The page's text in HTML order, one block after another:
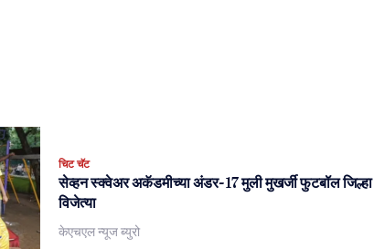
चिट चॅट
सेव्हन स्क्वेअर अकॅडमीच्या अंडर-17 मुली मुखर्जी फुटबॉल जिल्हा
विजेत्या
केएचएल न्यूज ब्युरो